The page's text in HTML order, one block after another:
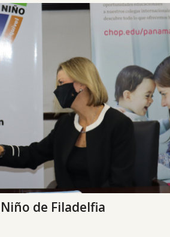
de Filadelfia